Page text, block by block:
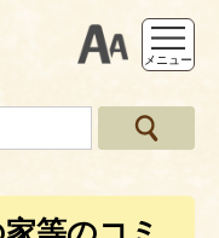
支援ツー
メニュー